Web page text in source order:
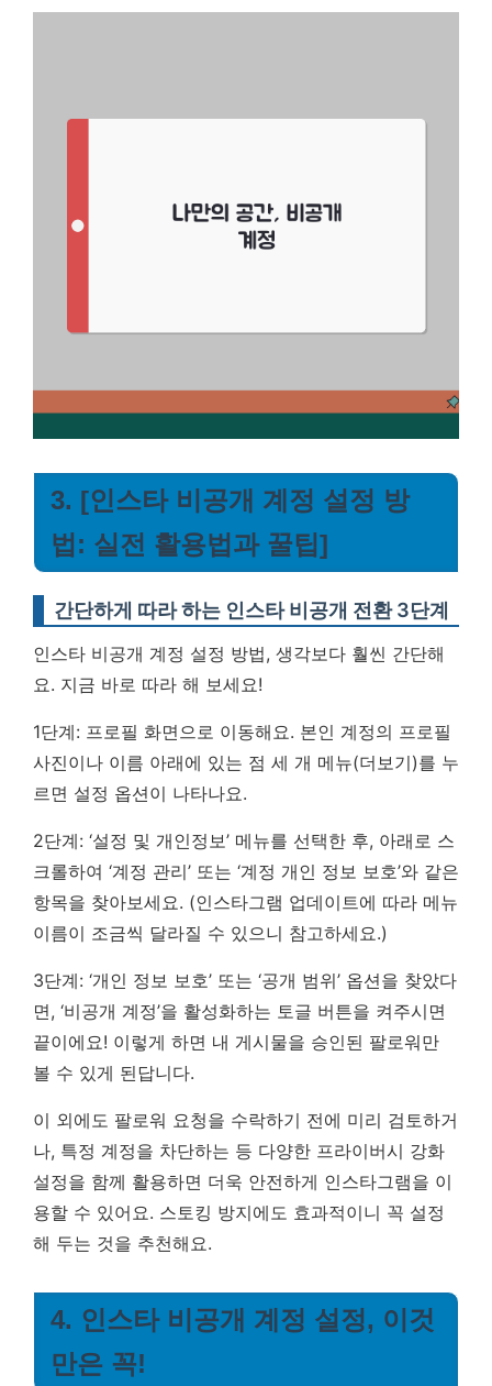
3. [인스타 비공개 계정 설정 방
법: 실전 활용법과 꿀팁]
간단하게 따라 하는 인스타 비공개 전환 3단계
인스타 비공개 계정 설정 방법, 생각보다 훨씬 간단해
요. 지금 바로 따라 해 보세요!
1단계: 프로필 화면으로 이동해요. 본인 계정의 프로필
사진이나 이름 아래에 있는 점 세 개 메뉴(더보기)를 누
르면 설정 옵션이 나타나요.
2단계: ‘설정 및 개인정보’ 메뉴를 선택한 후, 아래로 스
크롤하여 ‘계정 관리’ 또는 ‘계정 개인 정보 보호’와 같은
항목을 찾아보세요. (인스타그램 업데이트에 따라 메뉴
이름이 조금씩 달라질 수 있으니 참고하세요.)
3단계: ‘개인 정보 보호’ 또는 ‘공개 범위’ 옵션을 찾았다
면, ‘비공개 계정’을 활성화하는 토글 버튼을 켜주시면
끝이에요! 이렇게 하면 내 게시물을 승인된 팔로워만
볼 수 있게 된답니다.
이 외에도 팔로워 요청을 수락하기 전에 미리 검토하거
나, 특정 계정을 차단하는 등 다양한 프라이버시 강화
설정을 함께 활용하면 더욱 안전하게 인스타그램을 이
용할 수 있어요. 스토킹 방지에도 효과적이니 꼭 설정
해 두는 것을 추천해요.
4. 인스타 비공개 계정 설정, 이것
만은 꼭!